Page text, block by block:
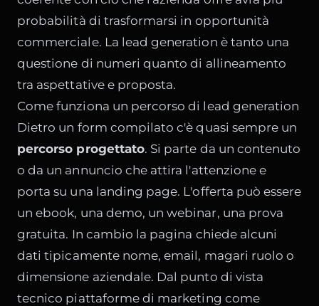
probabilità di trasformarsi in opportunità
commerciale. La lead generation è tanto una
questione di numeri quanto di allineamento
tra aspettative e proposta.
Come funziona un percorso di lead generation
Dietro un form compilato c'è quasi sempre un
percorso progettato. Si parte da un contenuto
o da un annuncio che attira l'attenzione e
porta su una landing page. L'offerta può essere
un ebook, una demo, un webinar, una prova
gratuita. In cambio la pagina chiede alcuni
dati tipicamente nome, email, magari ruolo o
dimensione aziendale. Dal punto di vista
tecnico piattaforme di marketing come